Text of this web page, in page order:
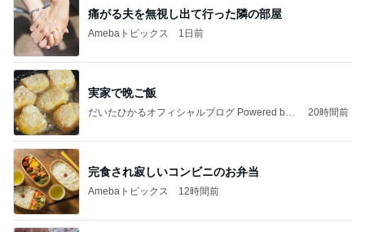
痛がる夫を無視し出て行った隣の部屋
Amebaトピックス 1日前
実家で晩ご飯
だいたひかるオフィシャルブログ Powered by
20時間前
完食され寂しいコンビニのお弁当
Amebaトピックス 12時間前